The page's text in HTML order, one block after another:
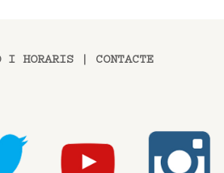
I HORARIS CONTACTE